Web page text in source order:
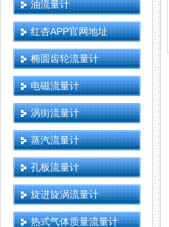
油流量计
红杏APP官网地址
椭圆齿轮流量计
电磁流量计
涡街流量计
蒸汽流量计
孔板流量计
旋进旋涡流量计
热式气体质量流量计